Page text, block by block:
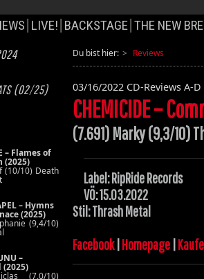
LIVE! BACKSTAGE THE NEW
(02/25)
– Flames of
(2025)
(10/10) Death
– Hymns
(2025)
(9,4/10)
–
(2025)
(7,0/10)
Du bist hier: Reviews
03/16/2022 CD-Reviews A-D
CHEMICIDE –
(7.691) Marky (9,3/10)
Label: RipRide Records
VÖ: 15.03.2022
Stil: Thrash Metal
Facebook| Homepage |